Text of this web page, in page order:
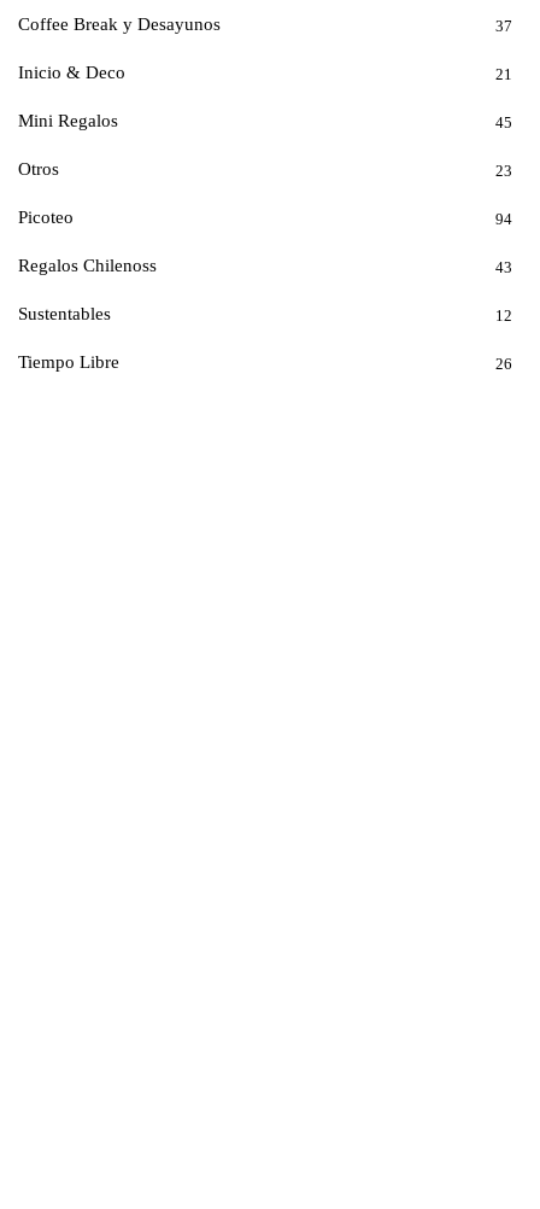
Coffee Break y Desayunos 37
Inicio & Deco 21
Mini Regalos 45
Otros 23
Picoteo 94
Regalos Chilenoss 43
Sustentables 12
Tiempo Libre 26